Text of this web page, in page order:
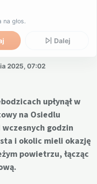
głos.
Dalej
2025, 07:02
upłynął w
na Osiedlu
godzin
i okolic mieli okazję
powietrzu, łącząc